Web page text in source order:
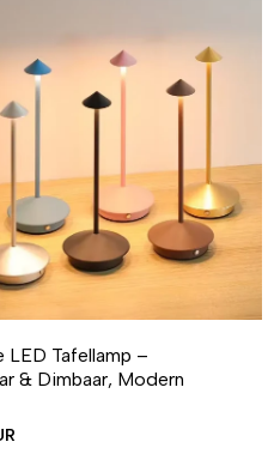
LED Tafellamp –
& Dimbaar, Modern